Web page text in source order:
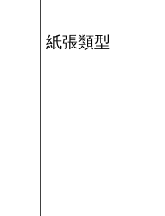
紙張類型